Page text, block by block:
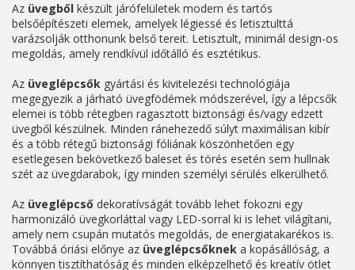
Az üvegből készült járófelületek modern és tartós
belsőépítészeti elemek, amelyek légiessé és letisztulttá
varázsolják otthonunk belső tereit. Letisztult, minimál design-os
megoldás, amely rendkívül időtálló és esztétikus.
Az üveglépcsők gyártási és kivitelezési technológiája
megegyezik a járható üvegfödémek módszerével, így a lépcsők
elemei is több rétegben ragasztott biztonsági és/vagy edzett
üvegből készülnek. Minden ránehezedő súlyt maximálisan kibír
és a több rétegű biztonsági fóliának köszönhetően egy
esetlegesen bekövetkező baleset és törés esetén sem hullnak
szét az üvegdarabok, így minden személyi sérülés elkerülhető.
Az üveglépcső dekoratívságát tovább lehet fokozni egy
harmonizáló üvegkorláttal vagy LED-sorral ki is lehet világítani,
amely nem csupán mutatós megoldás, de energiatakarékos is.
Továbbá óriási előnye az üveglépcsőknek a kopásállóság, a
könnyen tisztíthatóság és minden elképzelhető és kreatív ötlet